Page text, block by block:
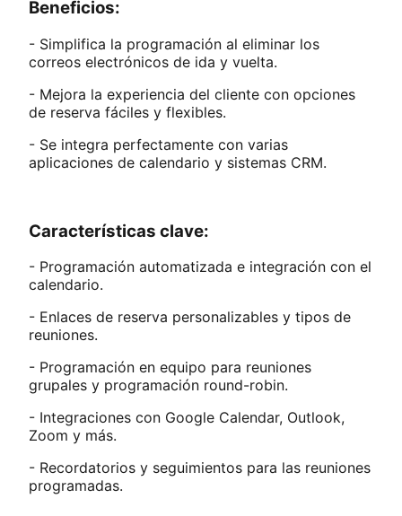
Beneficios:
- Simplifica la programación al eliminar los
correos electrónicos de ida y vuelta.
- Mejora la experiencia del cliente con opciones
de reserva fáciles y flexibles.
- Se integra perfectamente con varias
aplicaciones de calendario y sistemas CRM.
Características clave:
- Programación automatizada e integración con el
calendario.
- Enlaces de reserva personalizables y tipos de
reuniones.
- Programación en equipo para reuniones
grupales y programación round-robin.
- Integraciones con Google Calendar, Outlook,
Zoom y más.
- Recordatorios y seguimientos para las reuniones
programadas.